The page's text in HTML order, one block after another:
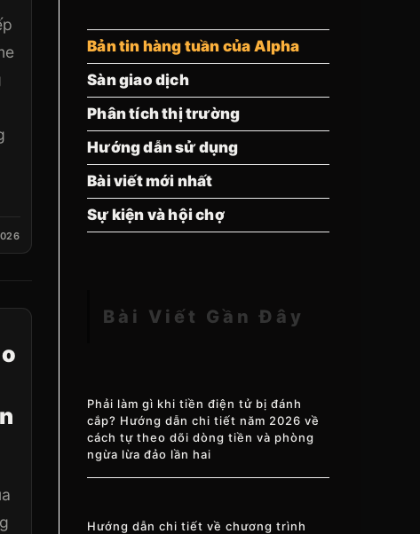
Bản tin hàng tuần của Alpha
Sàn giao dịch
Phân tích thị trường
Hướng dẫn sử dụng
Bài viết mới nhất
Sự kiện và hội chợ
Bài Viết Gần Đây
Phải làm gì khi tiền điện tử bị đánh
cắp? Hướng dẫn chi tiết năm 2026 về
cách tự theo dõi dòng tiền và phòng
ngừa lừa đảo lần hai
Hướng dẫn chi tiết về chương trình